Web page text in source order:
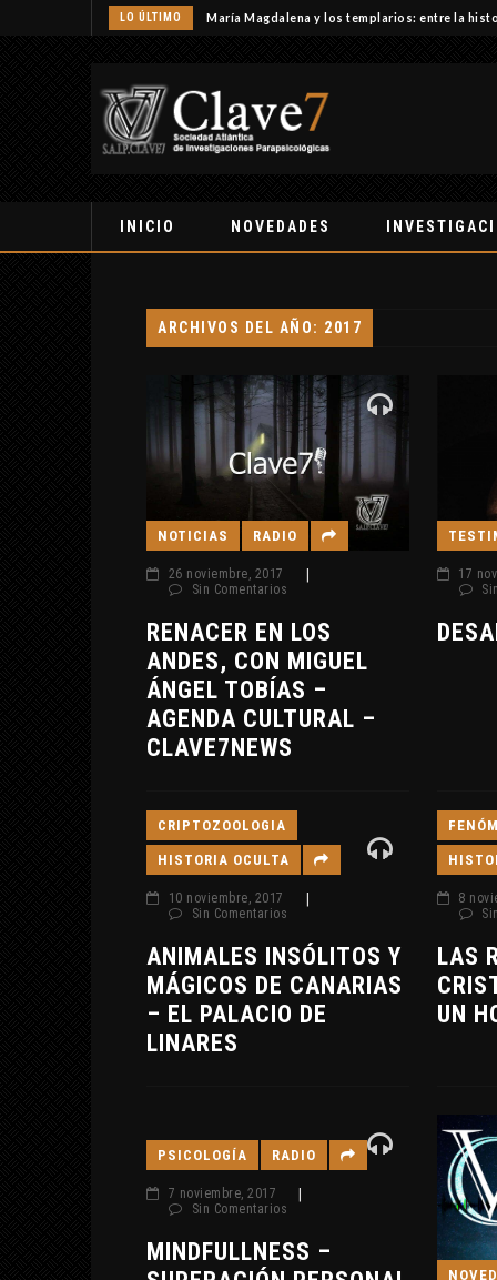
LO ÚLTIMO María Magdalena y los templarios: entre la
INICIO NOVEDADES
ARCHIVOS DEL AÑO: 2017
NOTICIAS RADIO
26 noviembre, 2017
Sin Comentarios
RENACER EN LOS
ANDES, CON MIGUEL
ÁNGEL TOBÍAS –
AGENDA CULTURAL –
CLAVE7NEWS
17
CRIPTOZOOLOGIA
HISTORIA OCULTA
10 noviembre, 2017
Sin Comentarios
ANIMALES INSÓLITOS Y
MÁGICOS DE CANARIAS
– EL PALACIO DE
LINARES
8
LAS
UN
PSICOLOGÍA RADIO
7 noviembre, 2017
Sin Comentarios
MINDFULLNESS –